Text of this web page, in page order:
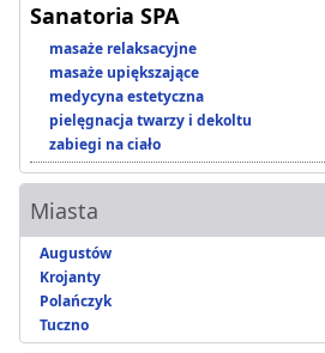
Sanatoria SPA
masaże relaksacyjne
masaże upiększające
medycyna estetyczna
pielęgnacja twarzy i dekoltu
zabiegi na ciało
Miasta
Augustów
Krojanty
Polańczyk
Tuczno